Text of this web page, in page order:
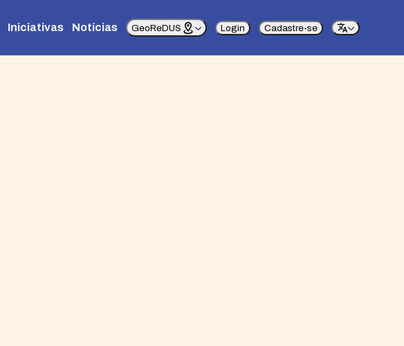
Iniciativas Notícias GeoReDUS Login Cadastre-se